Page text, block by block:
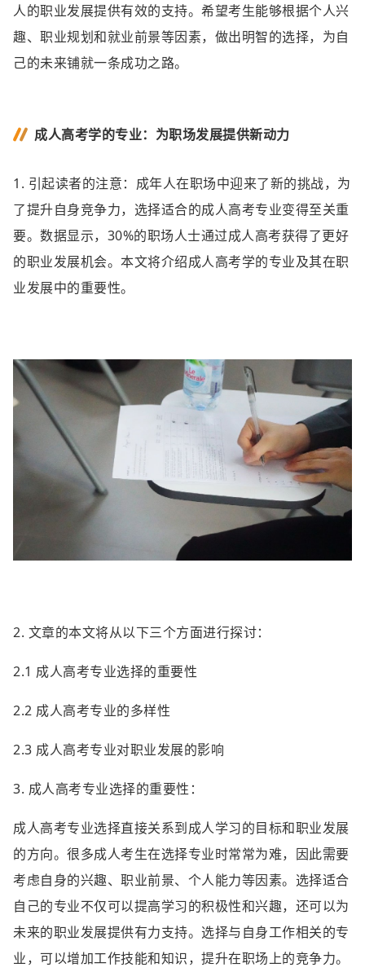
人的职业发展提供有效的支持。希望考生能够根据个人兴
趣、职业规划和就业前景等因素，做出明智的选择，为自
己的未来铺就一条成功之路。
成人高考学的专业：为职场发展提供新动力
1. 引起读者的注意：成年人在职场中迎来了新的挑战，为
了提升自身竞争力，选择适合的成人高考专业变得至关重
要。数据显示，30%的职场人士通过成人高考获得了更好
的职业发展机会。本文将介绍成人高考学的专业及其在职
业发展中的重要性。
2. 文章的本文将从以下三个方面进行探讨：
2.1 成人高考专业选择的重要性
2.2 成人高考专业的多样性
2.3 成人高考专业对职业发展的影响
3. 成人高考专业选择的重要性：
成人高考专业选择直接关系到成人学习的目标和职业发展
的方向。很多成人考生在选择专业时常常为难，因此需要
考虑自身的兴趣、职业前景、个人能力等因素。选择适合
自己的专业不仅可以提高学习的积极性和兴趣，还可以为
未来的职业发展提供有力支持。选择与自身工作相关的专
业，可以增加工作技能和知识，提升在职场上的竞争力。